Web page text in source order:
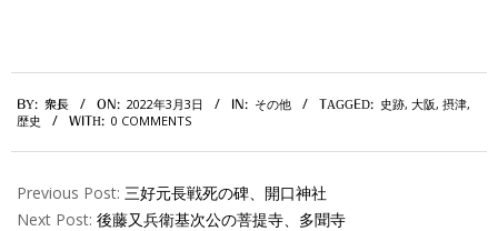
03-
BY: 衆長 ON: 2022年3月3日 IN: その他 TAGGED: 史跡, 大阪, 摂津,
歴史
WITH: 0 COMMENTS
Previous Post: 三好元長戦死の碑、開口神社
Next Post: 後藤又兵衛基次公の菩提寺、多聞寺